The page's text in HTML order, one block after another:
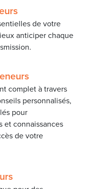
de votre
anticiper chaque
complet à travers
personnalisés,
pour
et connaissances
de votre